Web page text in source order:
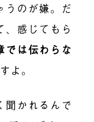
うのが嫌。だ
、感じてもら
では伝わらな
よ。
聞かれるんで